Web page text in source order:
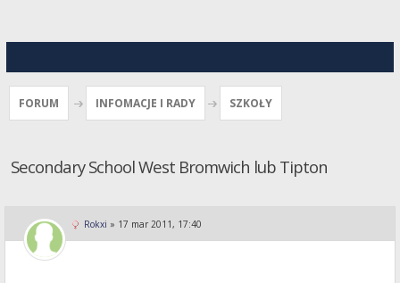
FORUM INFOMACJE I RADY SZKOŁY
Secondary School West Bromwich lub Tipton
Rokxi » 17 mar 2011, 17:40